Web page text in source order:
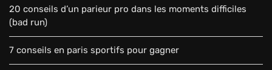
20 conseils d’un parieur pro dans les moments difficiles
(bad run)
7 conseils en paris sportifs pour gagner